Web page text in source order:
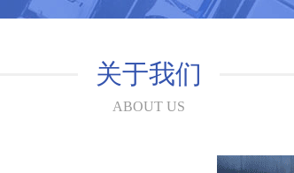
关于我们
ABOUT US